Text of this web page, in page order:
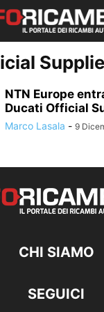
NTN Europe
Ducati Official
Marco Lasala - 9
CHI SIAMO
SEGUICI